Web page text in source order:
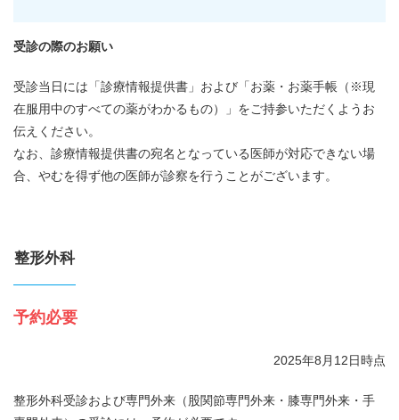
受診の際のお願い
受診当日には「診療情報提供書」および「お薬・お薬手帳（※現
在服用中のすべての薬がわかるもの）」をご持参いただくようお
伝えください。
なお、診療情報提供書の宛名となっている医師が対応できない場
合、やむを得ず他の医師が診察を行うことがございます。
整形外科
予約必要
2025年8月12日時点
整形外科受診および専門外来（股関節専門外来・膝専門外来・手